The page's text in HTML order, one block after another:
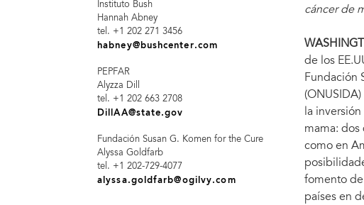
cáncer de
de los
Fundación
la
mama: dos
como en
fomento de
países en
Instituto Bush
Hannah Abney
tel. +1 202 271 3456
habney@bushcenter.com
PEPFAR
Alyzza Dill
tel. +1 202 663 2708
DillAA@state.gov
Fundación Susan G. Komen for the Cure
Alyssa Goldfarb
tel. +1 202-729-4077
alyssa.goldfarb@ogilvy.com